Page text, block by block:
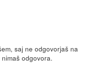
saj ne odgovorjaš na
odgovora.